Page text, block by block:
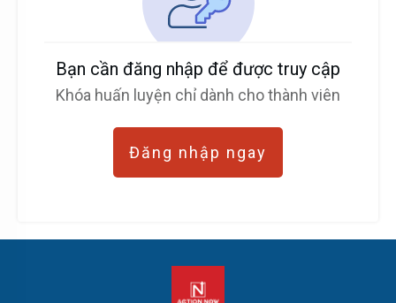
Bạn cần đăng nhập để được truy cập
Khóa huấn luyện chỉ dành cho thành viên
Đăng nhập ngay